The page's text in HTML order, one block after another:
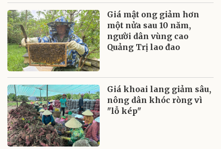
Giá mật ong giảm hơn
một nửa sau 10 năm,
người dân vùng cao
Quảng Trị lao đao
Giá khoai lang giảm sâu,
nông dân khóc ròng vì
"lỗ kép"